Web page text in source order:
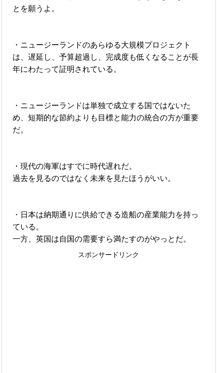
とを願うよ。
・ニュージーランドのあらゆる大規模プロジェクト
は、遅延し、予算超過し、完成度も低くなることが長
年にわたって証明されている。
・ニュージーランドは単独で成立する国ではないた
め、短期的な節約よりも目標と能力の統合の方が重要
だ。
・現代の海軍はすでに時代遅れだ。
過去を見るのではなく未来を見たほうがいい。
・日本は納期通りに供給できる造船の産業能力を持っ
ている。
一方、英国は自国の需要すら満たすのがやっとだ。
スポンサードリンク